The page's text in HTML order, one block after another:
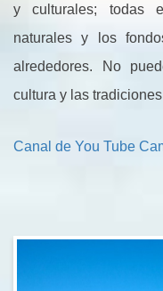
y culturales; todas
naturales y los
alrededores. No
cultura y las
Canal de You Tube